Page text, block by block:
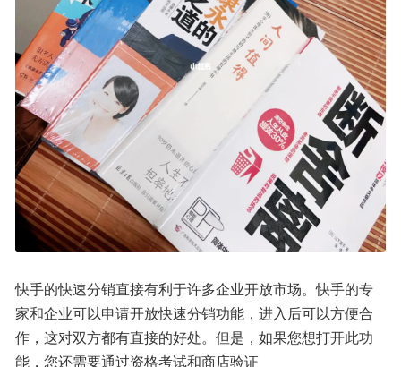
快手的快速分销直接有利于许多企业开放市场。快手的专
家和企业可以申请开放快速分销功能，进入后可以方便合
作，这对双方都有直接的好处。但是，如果您想打开此功
能，您还需要通过资格考试和商店验证